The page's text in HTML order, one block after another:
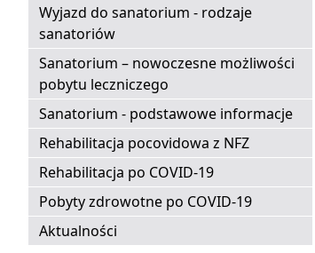
Wyjazd do sanatorium - rodzaje
sanatoriów
Sanatorium – nowoczesne możliwości
pobytu leczniczego
Sanatorium - podstawowe informacje
Rehabilitacja pocovidowa z NFZ
Rehabilitacja po COVID-19
Pobyty zdrowotne po COVID-19
Aktualności